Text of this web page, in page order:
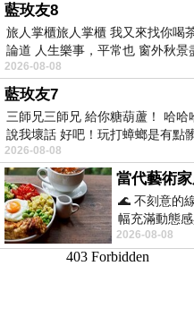
藍玫友8
旅人掌櫃旅人掌櫃 我又來找你喝
論道 人生樂事，平常也 窗外秋景
2026-08-08
藍玫友7
三師兄三師兄 給你糖葫蘆！ 哈
說我壞話 好吧！玩打蟑螂是有點
2026-08-08
🌊 不刻意的
幅充滿動態
藍色顏料在
2026-08-08